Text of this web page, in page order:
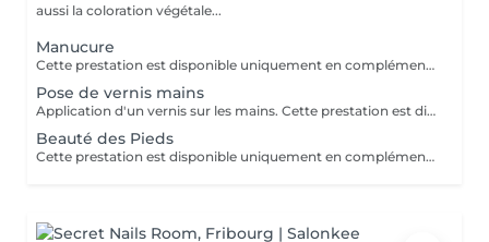
aussi la coloration végétale...
Manucure
Cette prestation est disponible uniquement en complément d'un service cheveux
Pose de vernis mains
Application d'un vernis sur les mains. Cette prestation est disponible uniquement en complément d'un service cheveux
Beauté des Pieds
Cette prestation est disponible uniquement en complément d'un service cheveux